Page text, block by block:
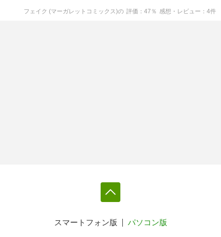
フェイク (マーガレットコミックス)の 評価 47 ％ 感想・レビュー 4件
スマートフォン版 パソコン版